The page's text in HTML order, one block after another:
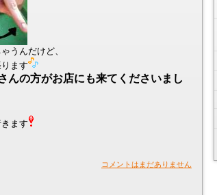
うんだけど、
ます
んの方がお店にも来てくださいまし
ます
コメントはまだありません